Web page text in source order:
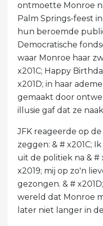
ontmoette Monroe
Palm Springs-feest
hun beroemde
Democratische
waar Monroe haar
x201C; Happy
x201D; in haar
gemaakt door
illusie gaf dat ze
JFK reageerde op
zeggen: & # x201C;
uit de politiek na & #
x2019; mij op zo'n
gezongen. & #
wereld dat Monroe
later niet langer in